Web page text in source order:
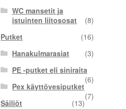
WC mansetit ja
istuinten liitososat
(8)
Putket
(16)
Hanakulmarasiat
(3)
PE -putket eli siniraita
(6)
Pex käyttövesiputket
(7)
Säiliöt
(13)